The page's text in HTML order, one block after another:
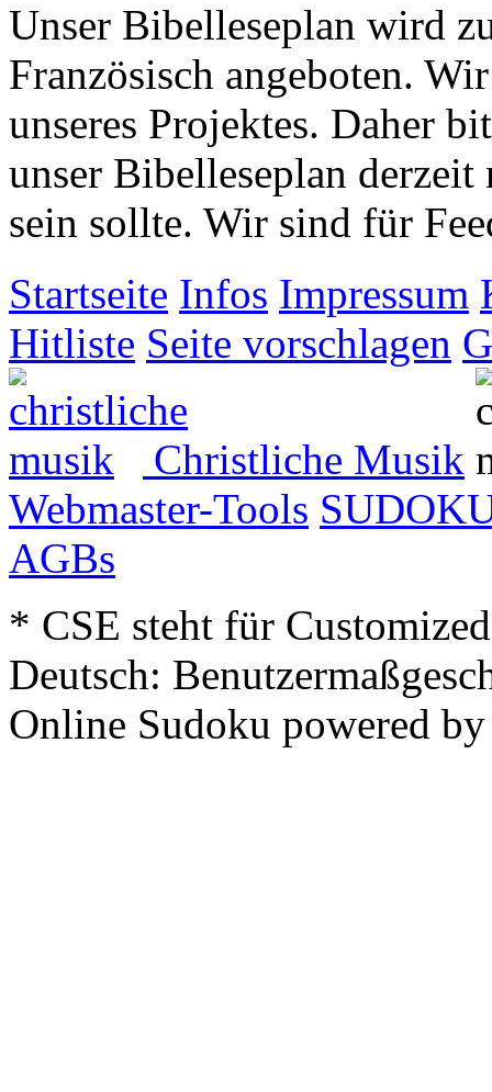
Unser Bibelleseplan wird
Französisch angeboten.
unseres Projektes. Daher
unser Bibelleseplan
sein sollte. Wir sind für
Startseite Infos Impressum
Hitliste Seite vorschlagen
Christliche Musik
Webmaster-Tools
AGBs
* CSE steht für
Deutsch:
Online Sudoku powered